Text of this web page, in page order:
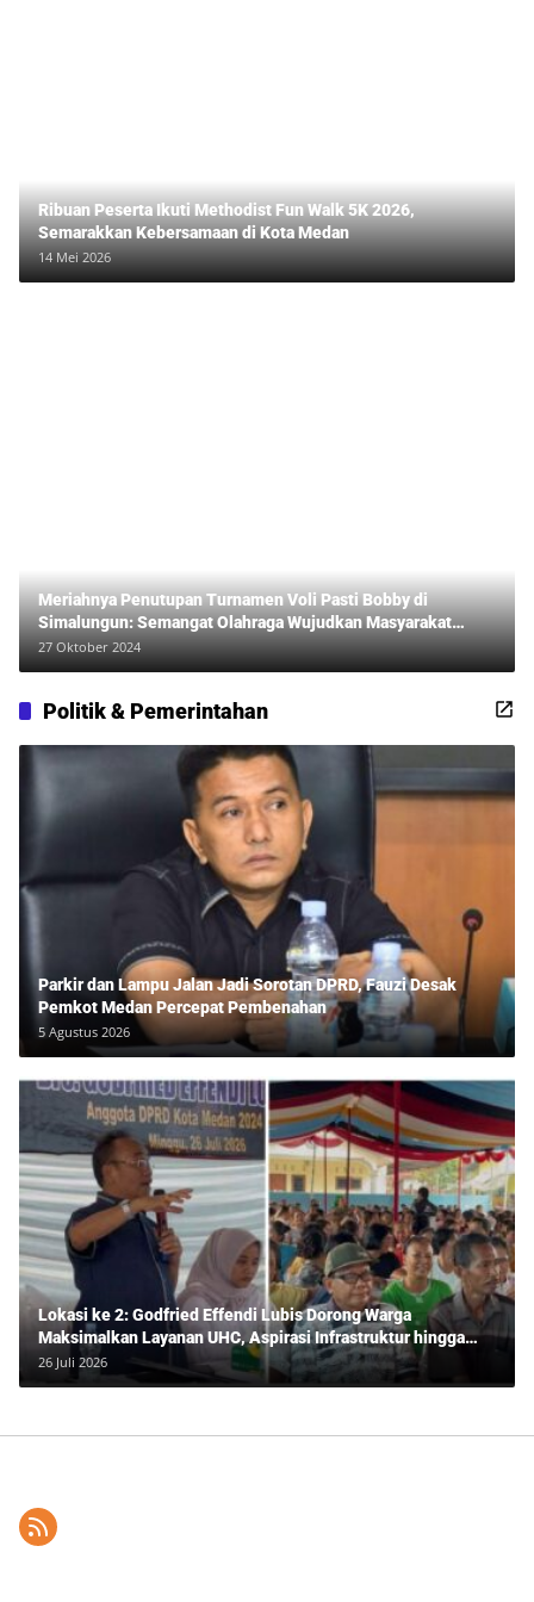
Ribuan Peserta Ikuti Methodist Fun Walk 5K 2026,
Semarakkan Kebersamaan di Kota Medan
14 Mei 2026
Meriahnya Penutupan Turnamen Voli Pasti Bobby di
Simalungun: Semangat Olahraga Wujudkan Masyarakat
Sehat Bersama Erwan Rozadi dan Ribuan Penonton!
27 Oktober 2024
Politik & Pemerintahan
Parkir dan Lampu Jalan Jadi Sorotan DPRD, Fauzi Desak
Pemkot Medan Percepat Pembenahan
5 Agustus 2026
Lokasi ke 2: Godfried Effendi Lubis Dorong Warga
Maksimalkan Layanan UHC, Aspirasi Infrastruktur hingga
Pendidikan Mengemuka dalam Reses Medan Amplas
26 Juli 2026